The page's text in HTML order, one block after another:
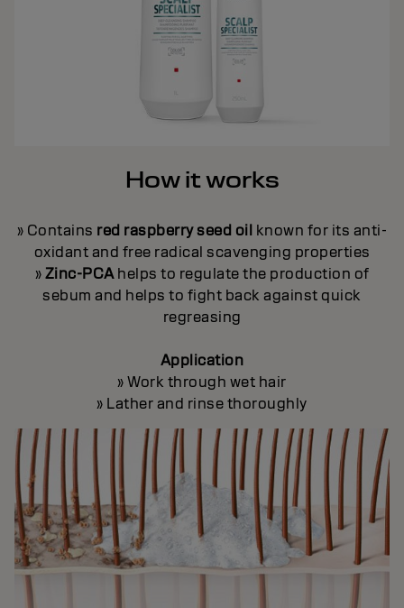
How it works
» Contains red raspberry seed oil known for its anti-
oxidant and free radical scavenging properties
»Zinc-PCAhelps to regulate the production of
sebum and helps to fight back against quick
regreasing
Application
» Work through wet hair
» Lather and rinse thoroughly